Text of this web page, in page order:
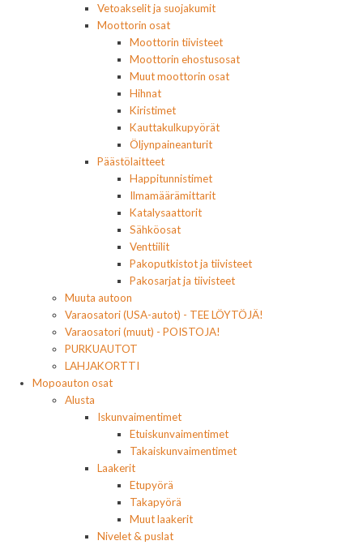
Vetoakselit ja suojakumit
Moottorin osat
Moottorin tiivisteet
Moottorin ehostusosat
Muut moottorin osat
Hihnat
Kiristimet
Kauttakulkupyörät
Öljynpaineanturit
Päästölaitteet
Happitunnistimet
Ilmamäärämittarit
Katalysaattorit
Sähköosat
Venttiilit
Pakoputkistot ja tiivisteet
Pakosarjat ja tiivisteet
Muuta autoon
Varaosatori (USA-autot) - TEE LÖYTÖJÄ!
Varaosatori (muut) - POISTOJA!
PURKUAUTOT
LAHJAKORTTI
Mopoauton osat
Alusta
Iskunvaimentimet
Etuiskunvaimentimet
Takaiskunvaimentimet
Laakerit
Etupyörä
Takapyörä
Muut laakerit
Nivelet & puslat